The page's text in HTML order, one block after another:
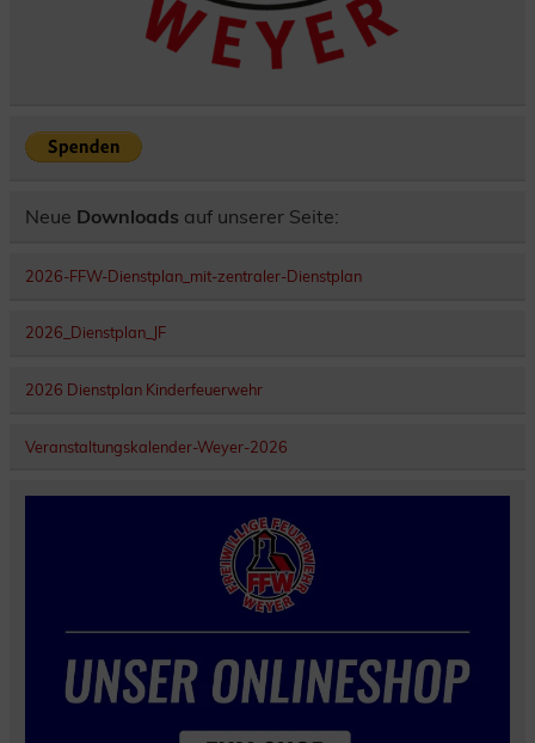
Neue Downloads auf unserer Seite:
2026-FFW-Dienstplan_mit-zentraler-Dienstplan
2026_Dienstplan_JF
2026 Dienstplan Kinderfeuerwehr
Veranstaltungskalender-Weyer-2026